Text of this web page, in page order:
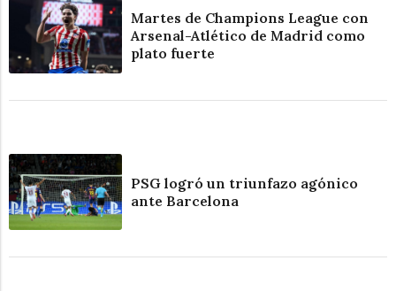
Martes de Champions League con
Arsenal-Atlético de Madrid como
plato fuerte
PSG logró un triunfazo agónico
ante Barcelona